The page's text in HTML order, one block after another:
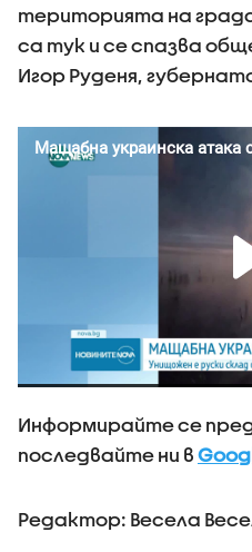
територията на
са тук и се спазва
Игор Руденя,
Информирайте се
последвайте ни в
Редактор: Весела